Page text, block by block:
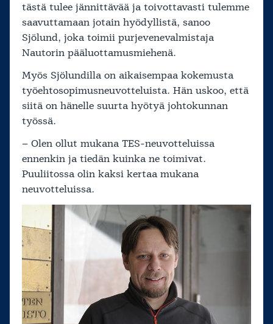
tästä tulee jännittävää ja toivottavasti tulemme
saavuttamaan jotain hyödyllistä, sanoo
Sjölund, joka toimii purjevenevalmistaja
Nautorin pääluottamusmiehenä.
Myös Sjölundilla on aikaisempaa kokemusta
työehtosopimusneuvotteluista. Hän uskoo, että
siitä on hänelle suurta hyötyä johtokunnan
työssä.
– Olen ollut mukana TES-neuvotteluissa
ennenkin ja tiedän kuinka ne toimivat.
Puuliitossa olin kaksi kertaa mukana
neuvotteluissa.